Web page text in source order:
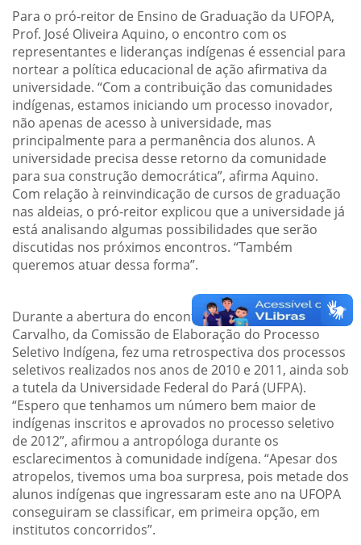
Para o pró-reitor de Ensino de Graduação da UFOPA,
Prof. José Oliveira Aquino, o encontro com os
representantes e lideranças indígenas é essencial para
nortear a política educacional de ação afirmativa da
universidade. “Com a contribuição das comunidades
indígenas, estamos iniciando um processo inovador,
não apenas de acesso à universidade, mas
principalmente para a permanência dos alunos. A
universidade precisa desse retorno da comunidade
para sua construção democrática”, afirma Aquino.
Com relação à reinvindicação de cursos de graduação
nas aldeias, o pró-reitor explicou que a universidade já
está analisando algumas possibilidades que serão
discutidas nos próximos encontros. “Também
queremos atuar dessa forma”.
Durante a abertura do encontro, a profa. Luciana
Carvalho, da Comissão de Elaboração do Processo
Seletivo Indígena, fez uma retrospectiva dos processos
seletivos realizados nos anos de 2010 e 2011, ainda sob
a tutela da Universidade Federal do Pará (UFPA).
“Espero que tenhamos um número bem maior de
indígenas inscritos e aprovados no processo seletivo
de 2012”, afirmou a antropóloga durante os
esclarecimentos à comunidade indígena. “Apesar dos
atropelos, tivemos uma boa surpresa, pois metade dos
alunos indígenas que ingressaram este ano na UFOPA
conseguiram se classificar, em primeira opção, em
institutos concorridos”.